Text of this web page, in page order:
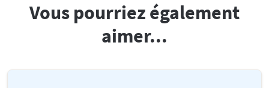
Vous pourriez également
aimer...